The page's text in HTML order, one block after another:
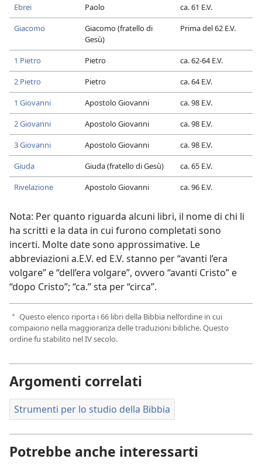
Ebrei Paolo
ca. 61 E.V.
Giacomo
Giacomo (fratello di
Gesù)
Prima del 62 E.V.
1 Pietro Pietro
ca. 62-64 E.V.
2 Pietro
Pietro
ca. 64 E.V.
1 Giovanni
Apostolo Giovanni
ca. 98 E.V.
2 Giovanni
Apostolo Giovanni
ca. 98 E.V.
3 Giovanni
Apostolo Giovanni
ca. 98 E.V.
Giuda
Giuda (fratello di Gesù)
ca. 65 E.V.
Rivelazione
Apostolo Giovanni ca. 96 E.V.
Nota: Per quanto riguarda alcuni libri, il nome di chi li
ha scritti e la data in cui furono completati sono
incerti. Molte date sono approssimative. Le
abbreviazioni a.E.V. ed E.V. stanno per “avanti l’era
volgare” e “dell’era volgare”, ovvero “avanti Cristo” e
“dopo Cristo”; “ca.” sta per “circa”.
a Questo elenco riporta i 66 libri della Bibbia nell’ordine in cui
compaiono nella maggioranza delle traduzioni bibliche. Questo
ordine fu stabilito nel IV secolo.
Argomenti correlati
Strumenti per lo studio della Bibbia
Potrebbe anche interessarti